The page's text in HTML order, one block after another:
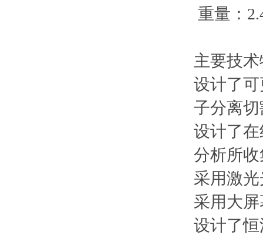
重量：
主要技
设计了可
子分离
设计了
分析所
采用激
采用大
设计了